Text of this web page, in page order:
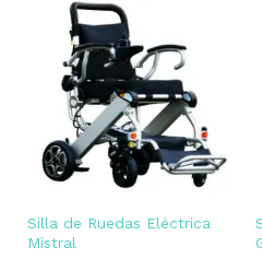
Silla de Ruedas Eléctrica
Mistral